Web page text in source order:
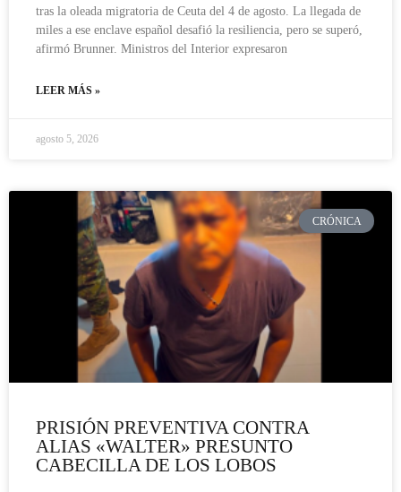
tras la oleada migratoria de Ceuta del 4 de agosto. La llegada de
miles a ese enclave español desafió la resiliencia, pero se superó,
afirmó Brunner. Ministros del Interior expresaron
LEER MÁS »
agosto 5, 2026
CRÓNICA
PRISIÓN PREVENTIVA CONTRA
ALIAS «WALTER» PRESUNTO
CABECILLA DE LOS LOBOS